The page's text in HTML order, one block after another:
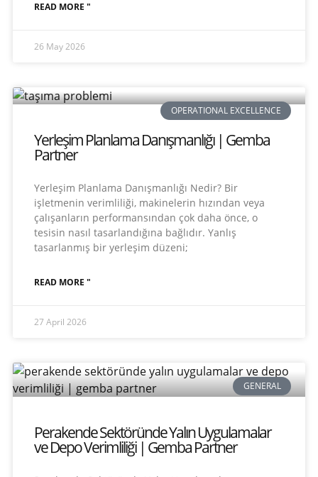
READ MORE "
26 May 2026
OPERATIONAL EXCELLENCE
Yerleşim Planlama Danışmanlığı | Gemba
Partner
Yerleşim Planlama Danışmanlığı Nedir? Bir
işletmenin verimliliği, makinelerin hızından veya
çalışanların performansından çok daha önce, o
tesisin nasıl tasarlandığına bağlıdır. Yanlış
tasarlanmış bir yerleşim düzeni;
READ MORE "
27 April 2026
GENERAL
Perakende Sektöründe Yalın Uygulamalar
ve Depo Verimliliği | Gemba Partner